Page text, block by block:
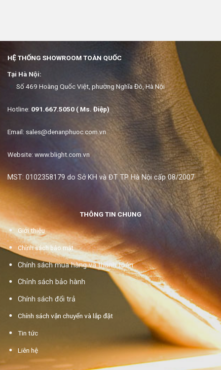
HỆ THỐNG SHOWROOM TOÀN QUỐC
Tại Hà Nội:
Số 469 Hoàng Quốc Việt, phường Nghĩa Đô, Hà Nội
Hotline: 091.667.5050 ( Ms. Điệp)
Email: sales@denanphuoc.com.vn
Website: www.blight.com.vn
MST: 0102358179 do Sở KH và ĐT TP Hà Nội cấp 08/2007
THÔNG TIN CHUNG
Giới thiệu
Chính sách bảo mật
Chính sách mua hàng và thanh toán
Chỉnh sách bảo hành
Chính sách đổi trả
Chính sách vận chuyển và lắp đặt
Tin tức
Liên hệ